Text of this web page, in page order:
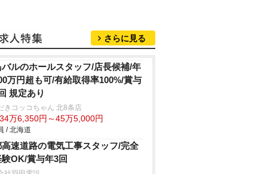
さらに見る
ルのホールスタッフ/店長候補/年
万円超も可/有給取得率100%/賞与
規定あり
きコッコちゃん 北8条店
万6,350円～45万5,000円
/ 北海道
速道路の電気工事スタッフ/完全
OK/賞与年3回